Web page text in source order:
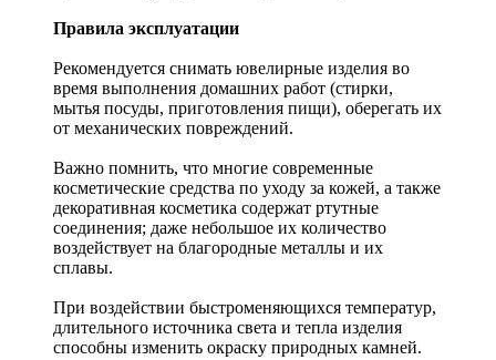
Правила эксплуатации
Рекомендуется снимать ювелирные изделия во
время выполнения домашних работ (стирки,
мытья посуды, приготовления пищи), оберегать их
от механических повреждений.
Важно помнить, что многие современные
косметические средства по уходу за кожей, а также
декоративная косметика содержат ртутные
соединения; даже небольшое их количество
воздействует на благородные металлы и их
сплавы.
При воздействии быстроменяющихся температур,
длительного источника света и тепла изделия
способны изменить окраску природных камней.